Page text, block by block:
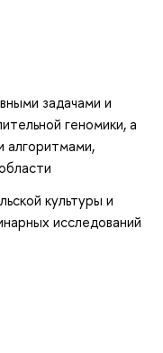
задачами и
геномики, а
алгоритмами,
культуры и
исследований